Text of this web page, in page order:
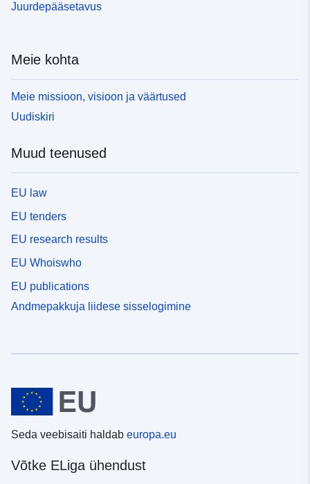
Juurdepääsetavus
Meie kohta
Meie missioon, visioon ja väärtused
Uudiskiri
Muud teenused
EU law
EU tenders
EU research results
EU Whoiswho
EU publications
Andmepakkuja liidese sisselogimine
Seda veebisaiti haldab europa.eu
Võtke ELiga ühendust